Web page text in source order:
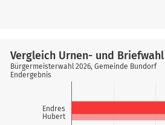
Endres
Hubert
Vergleich Urnen- und Briefwahl
Bürgermeisterwahl 2026, Gemeinde Bundorf
Endergebnis